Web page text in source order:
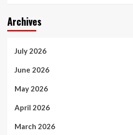
Archives
July 2026
June 2026
May 2026
April 2026
March 2026